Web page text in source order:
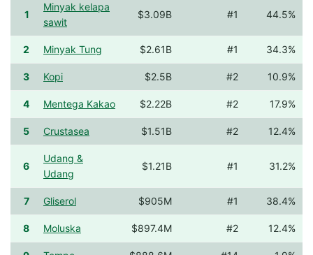
1
Minyak kelapa
sawit
$3.09B #1 44.5%
2 Minyak Tung $2.61B #1 34.3%
3 Kopi $2.5B #2 10.9%
4 Mentega Kakao $2.22B #2 17.9%
5 Crustasea $1.51B #2 12.4%
6
Udang &
Udang
$1.21B #1 31.2%
7 Gliserol $905M #1 38.4%
8 Moluska $897.4M #2 12.4%